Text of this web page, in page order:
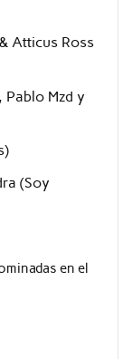
Atticus Ross
Pablo Mzd y
(Soy
en el